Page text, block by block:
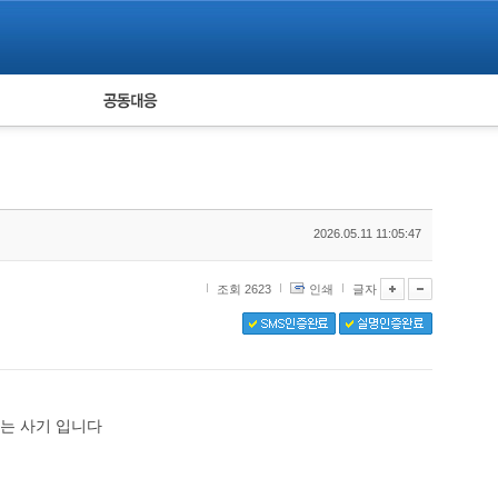
피해자 공동대응
2026.05.11 11:05:47
조회 2623 인쇄 글자
사기 입니다